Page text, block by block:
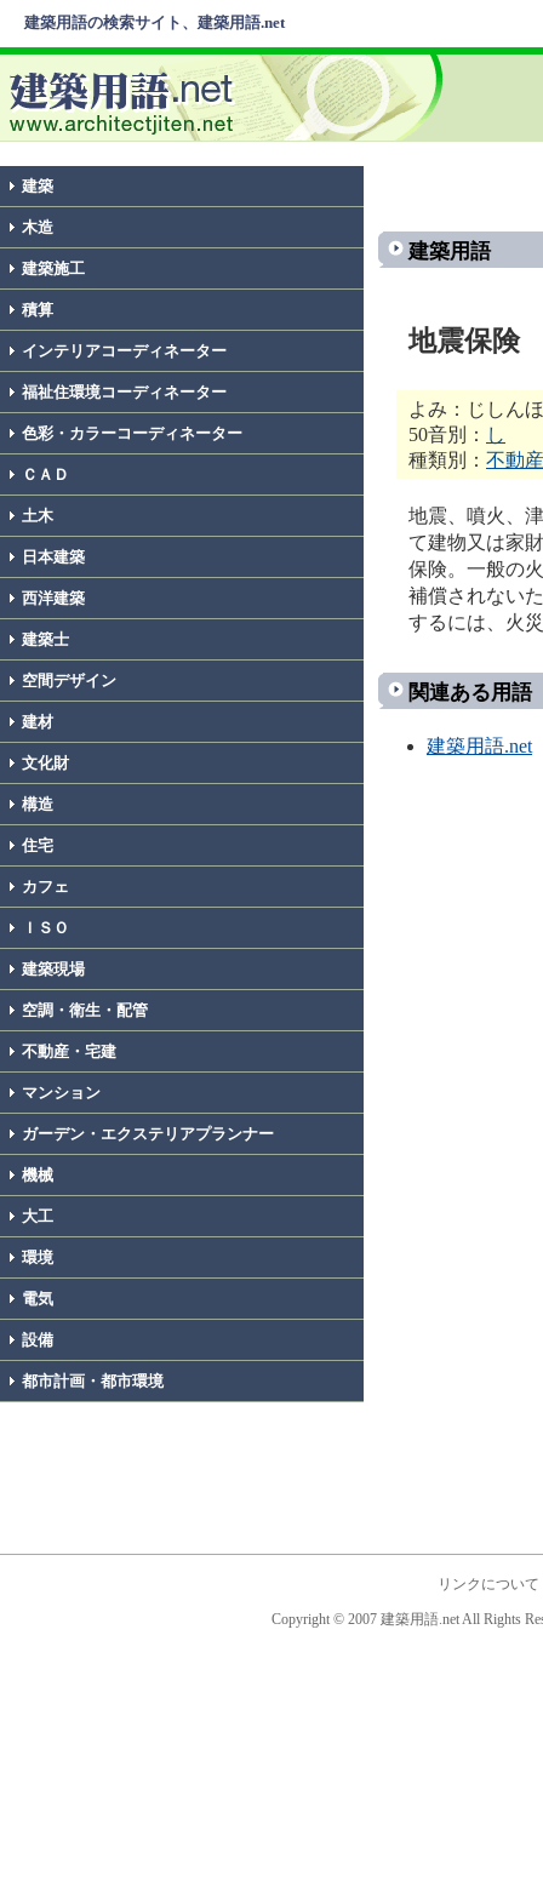
建築用語の検索サイト、建築用語.net
建築
木造
建築施工
積算
インテリアコーディネーター
福祉住環境コーディネーター
色彩・カラーコーディネーター
ＣＡＤ
土木
日本建築
西洋建築
建築士
空間デザイン
建材
文化財
構造
住宅
カフェ
ＩＳＯ
建築現場
空調・衛生・配管
不動産・宅建
マンション
ガーデン・エクステリアプランナー
機械
大工
環境
電気
設備
都市計画・都市環境
建築用語
地震保険
よみ：じしん
50音別： し
種類別： 不動
地震、噴火、
て建物又は家
保険。一般の
補償されない
するには、火
関連ある用語
建築用語.net
リンクについて
Copyright © 2007 建築用語.net All Rights